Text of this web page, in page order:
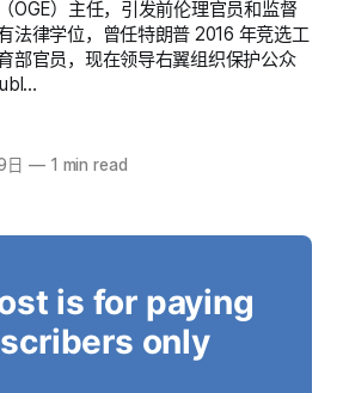
OGE）主任，引发前伦理官员和监督
法律学位，曾任特朗普 2016 年竞选工
部官员，现在领导右翼组织保护公众
—1 min read
is for paying
only